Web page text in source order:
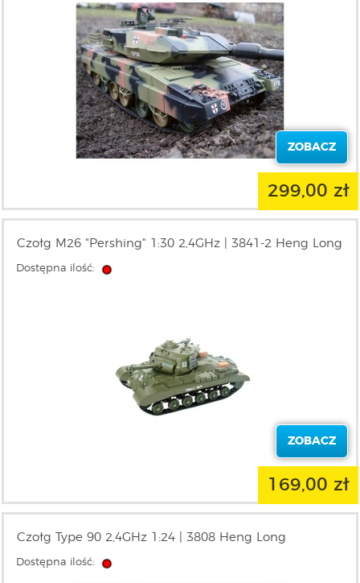
ZOBACZ
299,00 zł
Czołg M26 "Pershing" 1:30 2,4GHz | 3841-2 Heng Long
Dostępna ilość:
ZOBACZ
169,00 zł
Czołg Type 90 2,4GHz 1:24 | 3808 Heng Long
Dostępna ilość: